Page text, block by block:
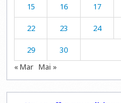
15 16 17
22 23 24
29
30
« Mar Mai »